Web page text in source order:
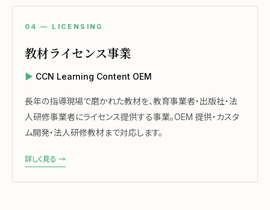
04 — LICENSING
教材ライセンス事業
CCN Learning Content OEM
長年の指導現場で磨かれた教材を、教育事業者・出版社・法
人研修事業者にライセンス提供する事業。OEM 提供・カスタ
ム開発・法人研修教材まで対応します。
詳しく見る →